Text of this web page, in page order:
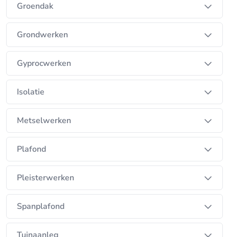
Groendak
Grondwerken
Gyprocwerken
Isolatie
Metselwerken
Plafond
Pleisterwerken
Spanplafond